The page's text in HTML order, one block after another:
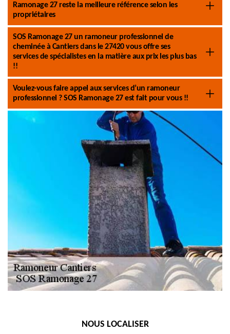
Ramonage 27 reste la meilleure référence selon les
propriétaires
SOS Ramonage 27 un ramoneur professionnel de
cheminée à Cantiers dans le 27420 vous offre ses
services de spécialistes en la matière aux prix les plus bas
!!
Voulez-vous faire appel aux services d’un ramoneur
professionnel ? SOS Ramonage 27 est fait pour vous !!
NOUS LOCALISER